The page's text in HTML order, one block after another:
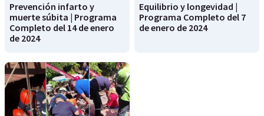
Prevención infarto y
muerte súbita | Programa
Completo del 14 de enero
de 2024
Equilibrio y longevidad |
Programa Completo del 7
de enero de 2024